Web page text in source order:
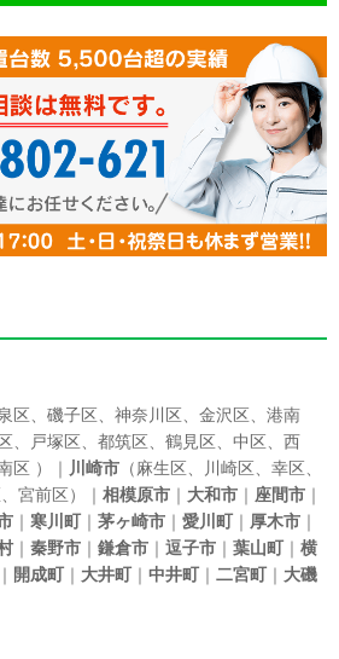
区、 磯子区、 神奈川区、 金沢区、 港南
、 戸塚区、 都筑区、 鶴見区、 中区、 西
区 ）｜ 川崎市 （麻生区、 川崎区、 幸区、
、 宮前区）｜ 相模原市 ｜ 大和市 ｜ 座間市 ｜
｜ 寒川町｜ 茅ヶ崎市 ｜ 愛川町｜ 厚木市 ｜
｜ 秦野市 ｜ 鎌倉市 ｜ 逗子市 ｜ 葉山町｜ 横
開成町｜ 大井町｜ 中井町｜ 二宮町｜ 大磯